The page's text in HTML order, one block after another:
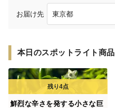
お届け先
本日のスポットライト商品
鮮烈な辛さを発する小さな巨